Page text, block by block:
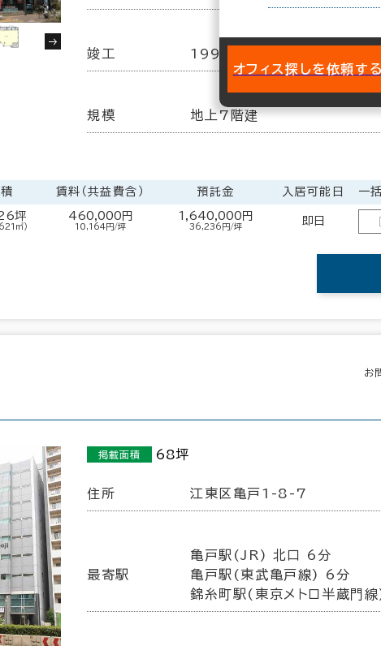
竣工 1991年10月
規模 地上7階建
賃料（共益費含） 預託金 入居可能日 一
坪
㎡）
460,000円
10,164円/坪
1,640,000円
36,236円/坪 即日
お
掲載面積 68坪
住所 江東区亀戸1-8-7
最寄駅
亀戸駅(JR) 北口 6分
亀戸駅(東武亀戸線) 6分
錦糸町駅(東京メトロ半蔵門
オフィス探しを依頼する